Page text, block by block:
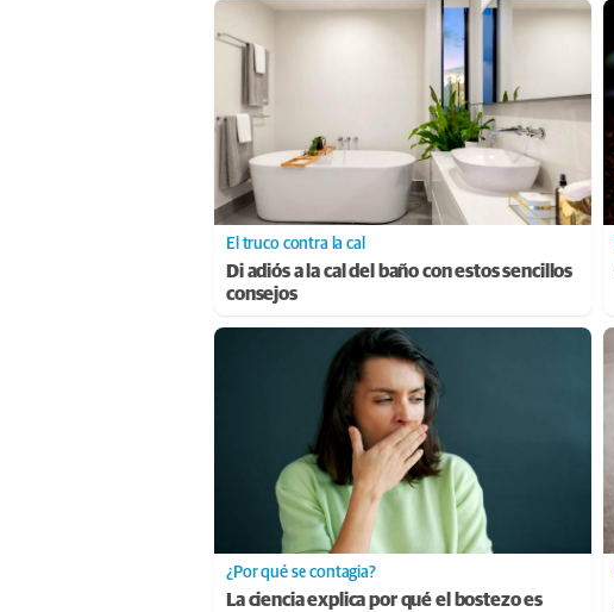
El truco contra la cal
Di adiós a la cal del baño con estos sencillos
consejos
¿Por qué se contagia?
La ciencia explica por qué el bostezo es